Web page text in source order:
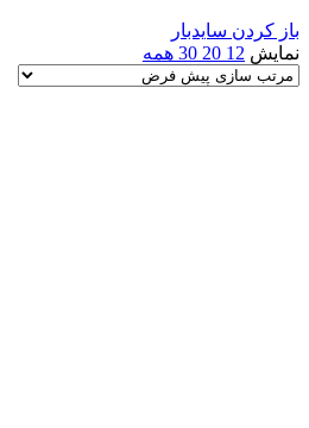
باز کردن سایدبار
نمایش 12
20
30 همه